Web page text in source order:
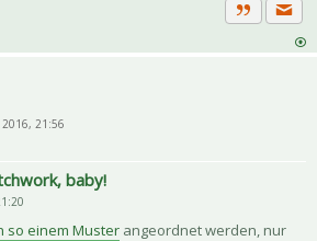
Zitat
2016, 21:56
baby!
so einem Muster angeordnet werden, nur